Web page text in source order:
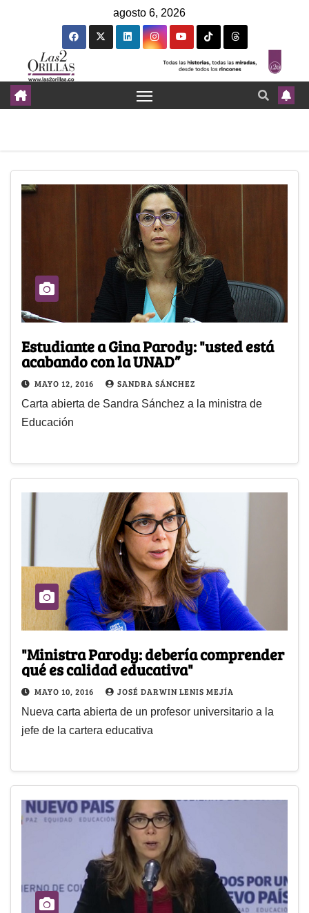
agosto 6, 2026
Estudiante a Gina Parody: "usted está
acabando con la UNAD”
MAYO 12, 2016 SANDRA SÁNCHEZ
Carta abierta de Sandra Sánchez a la ministra de
Educación
"Ministra Parody: debería comprender
qué es calidad educativa"
MAYO 10, 2016 JOSÉ DARWIN LENIS MEJÍA
Nueva carta abierta de un profesor universitario a la
jefe de la cartera educativa